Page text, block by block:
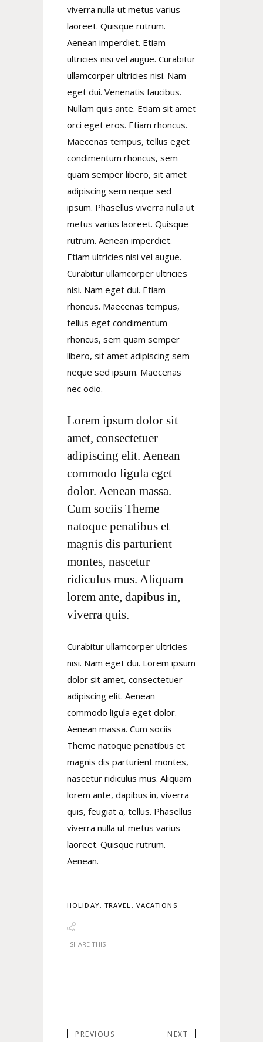
viverra nulla ut metus varius
laoreet. Quisque rutrum.
Aenean imperdiet. Etiam
ultricies nisi vel augue. Curabitur
ullamcorper ultricies nisi. Nam
eget dui. Venenatis faucibus.
Nullam quis ante. Etiam sit amet
orci eget eros. Etiam rhoncus.
Maecenas tempus, tellus eget
condimentum rhoncus, sem
quam semper libero, sit amet
adipiscing sem neque sed
ipsum. Phasellus viverra nulla ut
metus varius laoreet. Quisque
rutrum. Aenean imperdiet.
Etiam ultricies nisi vel augue.
Curabitur ullamcorper ultricies
nisi. Nam eget dui. Etiam
rhoncus. Maecenas tempus,
tellus eget condimentum
rhoncus, sem quam semper
libero, sit amet adipiscing sem
neque sed ipsum. Maecenas
nec odio.
Lorem ipsum dolor sit
amet, consectetuer
adipiscing elit. Aenean
commodo ligula eget
dolor. Aenean massa.
Cum sociis Theme
natoque penatibus et
magnis dis parturient
montes, nascetur
ridiculus mus. Aliquam
lorem ante, dapibus in,
viverra quis.
Curabitur ullamcorper ultricies
nisi. Nam eget dui. Lorem ipsum
dolor sit amet, consectetuer
adipiscing elit. Aenean
commodo ligula eget dolor.
Aenean massa. Cum sociis
Theme natoque penatibus et
magnis dis parturient montes,
nascetur ridiculus mus. Aliquam
lorem ante, dapibus in, viverra
quis, feugiat a, tellus. Phasellus
viverra nulla ut metus varius
laoreet. Quisque rutrum.
Aenean.
HOLIDAY, TRAVEL, VACATIONS
SHARE THIS
PREVIOUS NEXT